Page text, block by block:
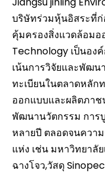
บริษัทร่วมหุ้นอิสระที่
คุ้มครองสิ่งแวดล้อมอ
Technology เป็นอง
เน้นการวิจัยและพัฒน
ทะเบียนในตลาดหลั
ออกแบบและผลิตภาช
พัฒนานวัตกรรม การ
หลายปี ตลอดจนควา
แห่ง เช่น มหาวิทยาลั
ฉางโจว,วัสดุ